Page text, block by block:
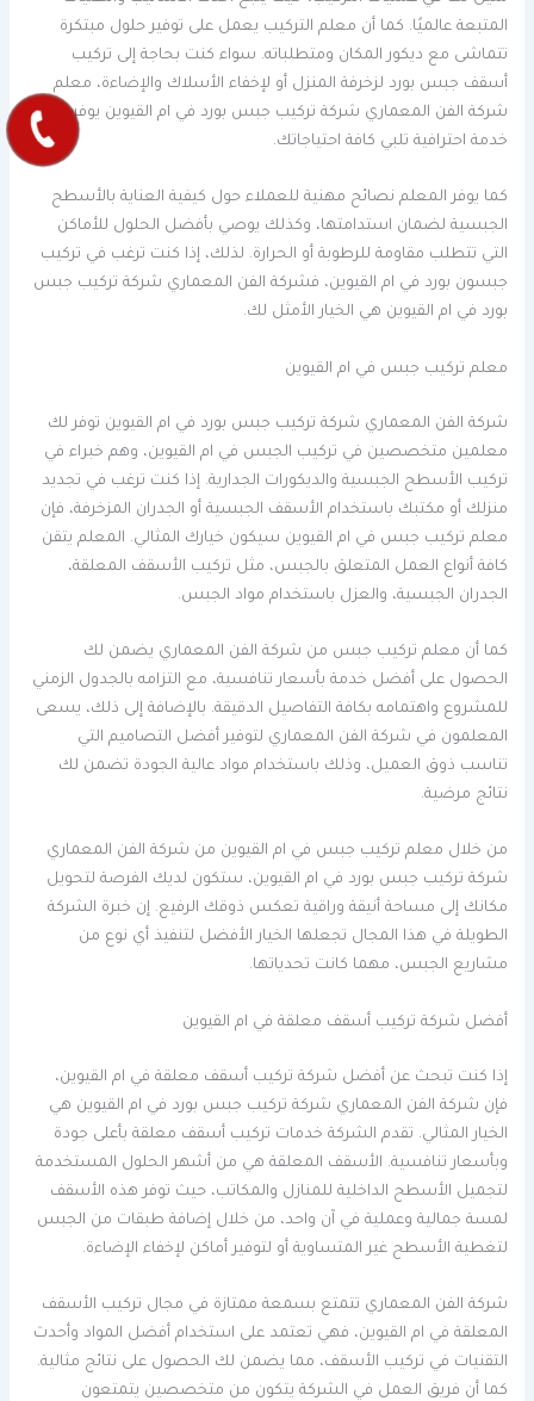
المتبعة عالميًا. كما أن معلم التركيب يعمل على توفير حلول مبتكرة
تتماشى مع ديكور المكان ومتطلباته. سواء كنت بحاجة إلى تركيب
أسقف جبس بورد لزخرفة المنزل أو لإخفاء الأسلاك والإضاءة، معلم
شركة الفن المعماري شركة تركيب جبس بورد في ام القيوين يوفر لك
خدمة احترافية تلبي كافة احتياجاتك.
كما يوفر المعلم نصائح مهنية للعملاء حول كيفية العناية بالأسطح
الجبسية لضمان استدامتها، وكذلك يوصي بأفضل الحلول للأماكن
التي تتطلب مقاومة للرطوبة أو الحرارة. لذلك، إذا كنت ترغب في تركيب
جبسون بورد في ام القيوين، فشركة الفن المعماري شركة تركيب جبس
بورد في ام القيوين هي الخيار الأمثل لك.
معلم تركيب جبس في ام القيوين
شركة الفن المعماري شركة تركيب جبس بورد في ام القيوين توفر لك
معلمين متخصصين في تركيب الجبس في ام القيوين، وهم خبراء في
تركيب الأسطح الجبسية والديكورات الجدارية. إذا كنت ترغب في تجديد
منزلك أو مكتبك باستخدام الأسقف الجبسية أو الجدران المزخرفة، فإن
معلم تركيب جبس في ام القيوين سيكون خيارك المثالي. المعلم يتقن
كافة أنواع العمل المتعلق بالجبس، مثل تركيب الأسقف المعلقة،
الجدران الجبسية، والعزل باستخدام مواد الجبس.
كما أن معلم تركيب جبس من شركة الفن المعماري يضمن لك
الحصول على أفضل خدمة بأسعار تنافسية، مع التزامه بالجدول الزمني
للمشروع واهتمامه بكافة التفاصيل الدقيقة. بالإضافة إلى ذلك، يسعى
المعلمون في شركة الفن المعماري لتوفير أفضل التصاميم التي
تناسب ذوق العميل، وذلك باستخدام مواد عالية الجودة تضمن لك
نتائج مرضية.
من خلال معلم تركيب جبس في ام القيوين من شركة الفن المعماري
شركة تركيب جبس بورد في ام القيوين، ستكون لديك الفرصة لتحويل
مكانك إلى مساحة أنيقة وراقية تعكس ذوقك الرفيع. إن خبرة الشركة
الطويلة في هذا المجال تجعلها الخيار الأفضل لتنفيذ أي نوع من
مشاريع الجبس، مهما كانت تحدياتها.
أفضل شركة تركيب أسقف معلقة في ام القيوين
إذا كنت تبحث عن أفضل شركة تركيب أسقف معلقة في ام القيوين،
فإن شركة الفن المعماري شركة تركيب جبس بورد في ام القيوين هي
الخيار المثالي. تقدم الشركة خدمات تركيب أسقف معلقة بأعلى جودة
وبأسعار تنافسية. الأسقف المعلقة هي من أشهر الحلول المستخدمة
لتجميل الأسطح الداخلية للمنازل والمكاتب، حيث توفر هذه الأسقف
لمسة جمالية وعملية في آن واحد، من خلال إضافة طبقات من الجبس
لتغطية الأسطح غير المتساوية أو لتوفير أماكن لإخفاء الإضاءة.
شركة الفن المعماري تتمتع بسمعة ممتازة في مجال تركيب الأسقف
المعلقة في ام القيوين، فهي تعتمد على استخدام أفضل المواد وأحدث
التقنيات في تركيب الأسقف، مما يضمن لك الحصول على نتائج مثالية.
كما أن فريق العمل في الشركة يتكون من متخصصين يتمتعون